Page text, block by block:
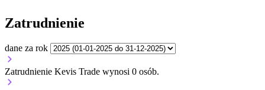
Zatrudnienie
dane za rok
Zatrudnienie Kevis Trade wynosi 0 osób.